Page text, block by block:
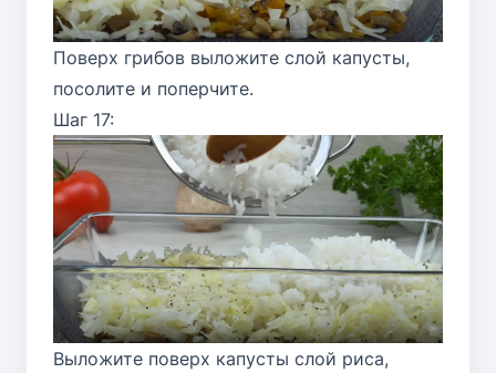
Поверх грибов выложите слой капусты,
посолите и поперчите.
Шаг 17:
Выложите поверх капусты слой риса,